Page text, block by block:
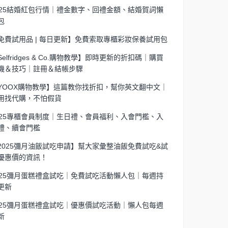
結婚紅包行情｜禮金數字、回禮金額、結婚賀詞懶
費試用品 | 每日更新】免費索取專櫃彩妝保養試用包
& Co.購物教學】即時更新的折扣碼｜購買
＆技巧｜註冊＆結帳步驟
購物教學】這篇教你找折扣，幫你英文翻中文｜
找代購，不怕假貨
專櫃會員制度｜生日禮、會員福利、入會門檻、入
、續會門檻
彌月油飯試吃申請】幫大家彙整油飯免費試吃&試
惠價的資訊！
彌月蛋糕禮盒試吃｜免費試吃活動懶人包｜每週持
新
彌月蛋糕禮盒試吃｜優惠價試吃活動｜懶人包每週